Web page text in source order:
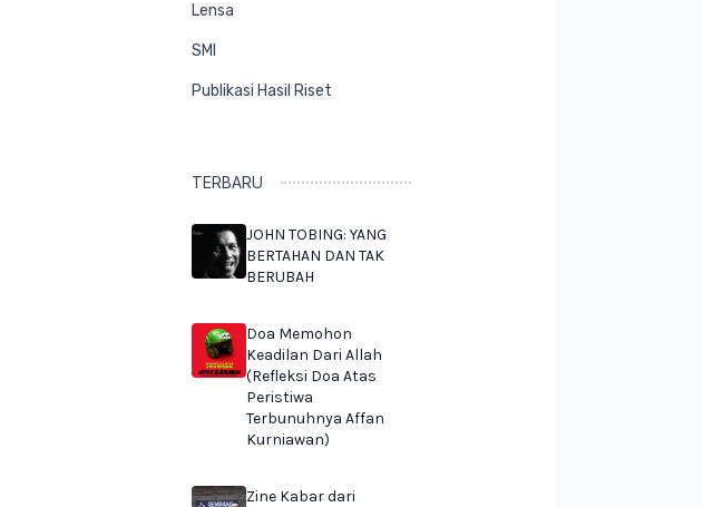
Lensa
SMI
Publikasi Hasil Riset
TERBARU
JOHN TOBING: YANG
BERTAHAN DAN TAK
BERUBAH
Doa Memohon
Keadilan Dari Allah
(Refleksi Doa Atas
Peristiwa
Terbunuhnya Affan
Kurniawan)
Zine Kabar dari